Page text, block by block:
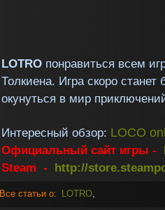
LOTRO понравиться всем
Толкиена. Игра скоро
окунуться в мир
Интересный обзор: LOCO
Официальный сайт игры -
Steam - http://
Все статьи о: LOTRO